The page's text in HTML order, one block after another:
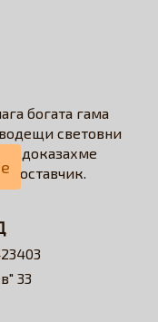
богата гама
световни
доказахме
доставчик.
и изгодно
контактни лещи.
съвети и
лещи и
33